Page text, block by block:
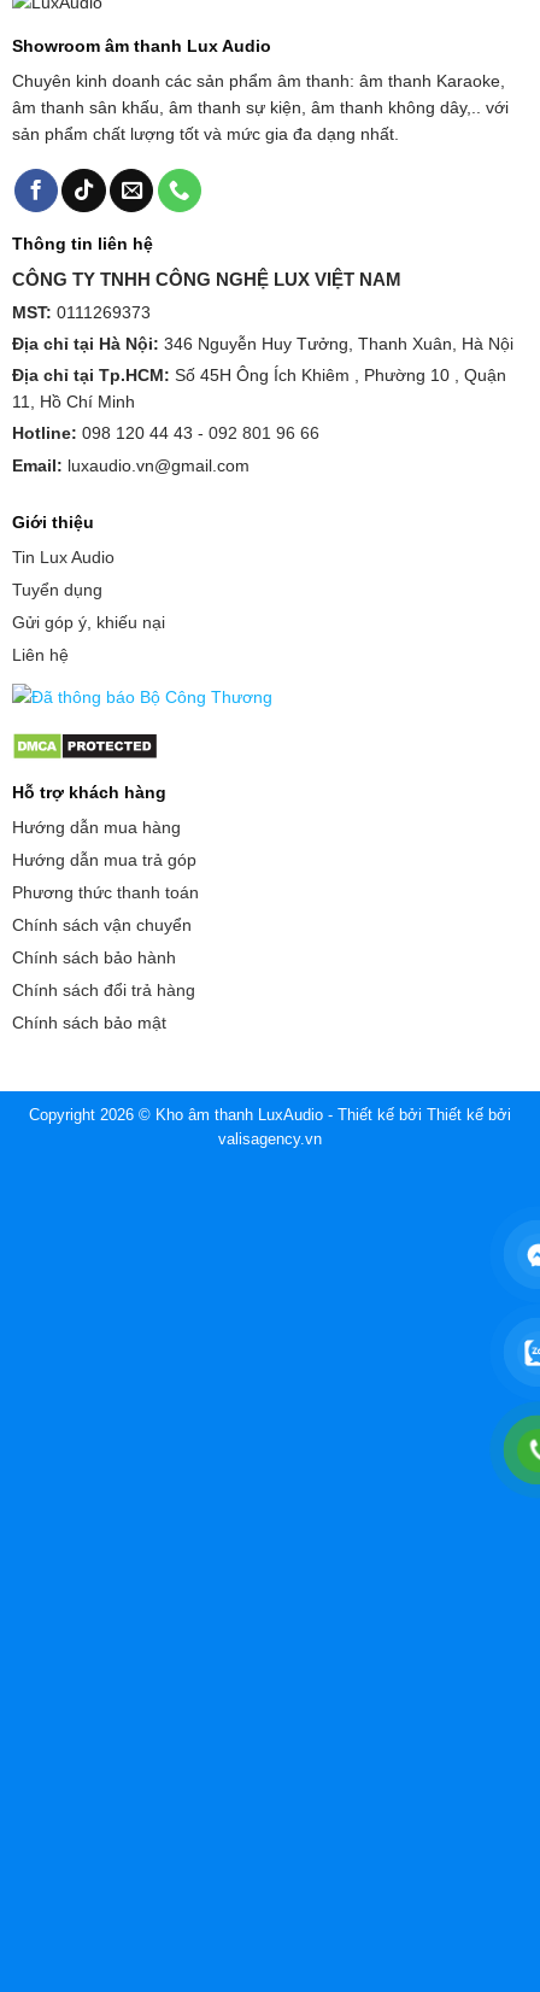
Showroom âm thanh Lux Audio
Chuyên kinh doanh các sản phẩm âm thanh: âm thanh Karaoke,
âm thanh sân khấu, âm thanh sự kiện, âm thanh không dây,.. với
sản phẩm chất lượng tốt và mức gia đa dạng nhất.
Thông tin liên hệ
CÔNG TY TNHH CÔNG NGHỆ LUX VIỆT NAM
MST: 0111269373
Địa chỉ tại Hà Nội: 346 Nguyễn Huy Tưởng, Thanh Xuân, Hà Nội
Địa chỉ tại Tp.HCM: Số 45H Ông Ích Khiêm , Phường 10 , Quận
11, Hồ Chí Minh
Hotline: 098 120 44 43 - 092 801 96 66
Email: luxaudio.vn@gmail.com
Giới thiệu
Tin Lux Audio
Tuyển dụng
Gửi góp ý, khiếu nại
Liên hệ
Hỗ trợ khách hàng
Hướng dẫn mua hàng
Hướng dẫn mua trả góp
Phương thức thanh toán
Chính sách vận chuyển
Chính sách bảo hành
Chính sách đổi trả hàng
Chính sách bảo mật
Copyright 2026 © Kho âm thanh LuxAudio - Thiết kế bởi Thiết kế bởi
valisagency.vn